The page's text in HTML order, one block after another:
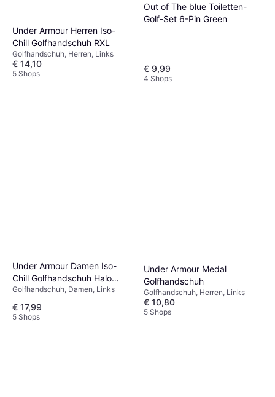
Under Armour Herren Iso-
Chill Golfhandschuh RXL
Golfhandschuh, Herren, Links
€ 14,10
5 Shops
Out of The blue Toiletten-
Golf-Set 6-Pin Green
€ 9,99
4 Shops
Under Armour Damen Iso-
Chill Golfhandschuh Halo
Grau
Golfhandschuh, Damen, Links
€ 17,99
5 Shops
Under Armour Medal
Golfhandschuh
Golfhandschuh, Herren, Links
€ 10,80
5 Shops